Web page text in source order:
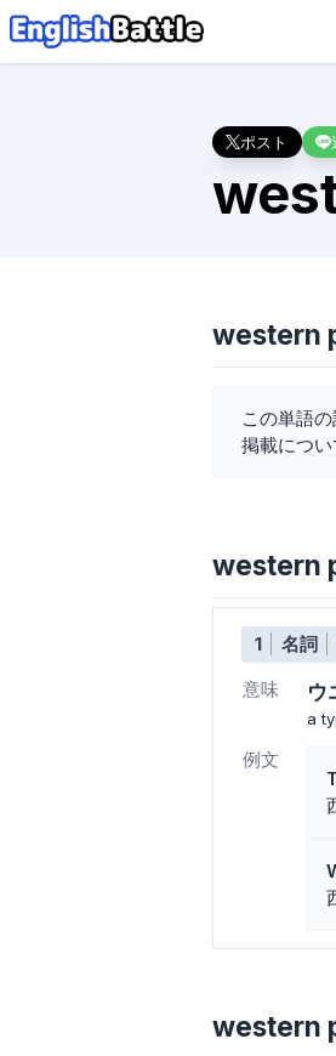
ポスト
western
この単語の
掲載につい
western
1 名詞
意味
ウ
a
例文
western